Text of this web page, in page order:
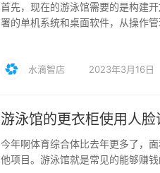
首先，现在的游泳馆需要的是构建
署的单机系统和桌面软件，从操作
水滴智店 2023年3月16日
游泳馆的更衣柜使用人脸
今年啊体育综合体比去年更多了，
他项目。游泳馆就是常见的能够赚